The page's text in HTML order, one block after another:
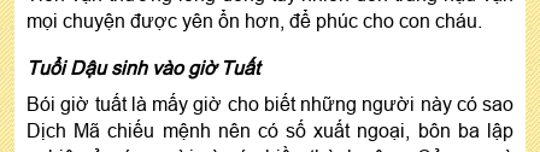
mọi chuyện được yên ổn hơn, để phúc cho con cháu.
Tuổi Dậu sinh vào giờ Tuất
Bói giờ tuất là mấy giờ cho biết những người này có sao
Dịch Mã chiếu mệnh nên có số xuất ngoại, bôn ba lập